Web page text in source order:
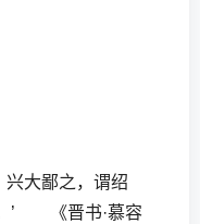
兴大鄙之，谓绍
。’ 《晋书·慕容